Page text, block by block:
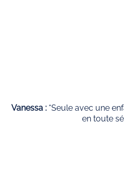
Vanessa :“Seule avec une
en toute